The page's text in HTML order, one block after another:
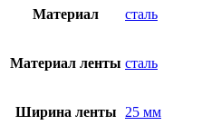
Материал сталь
Материал ленты сталь
Ширина ленты 25 мм